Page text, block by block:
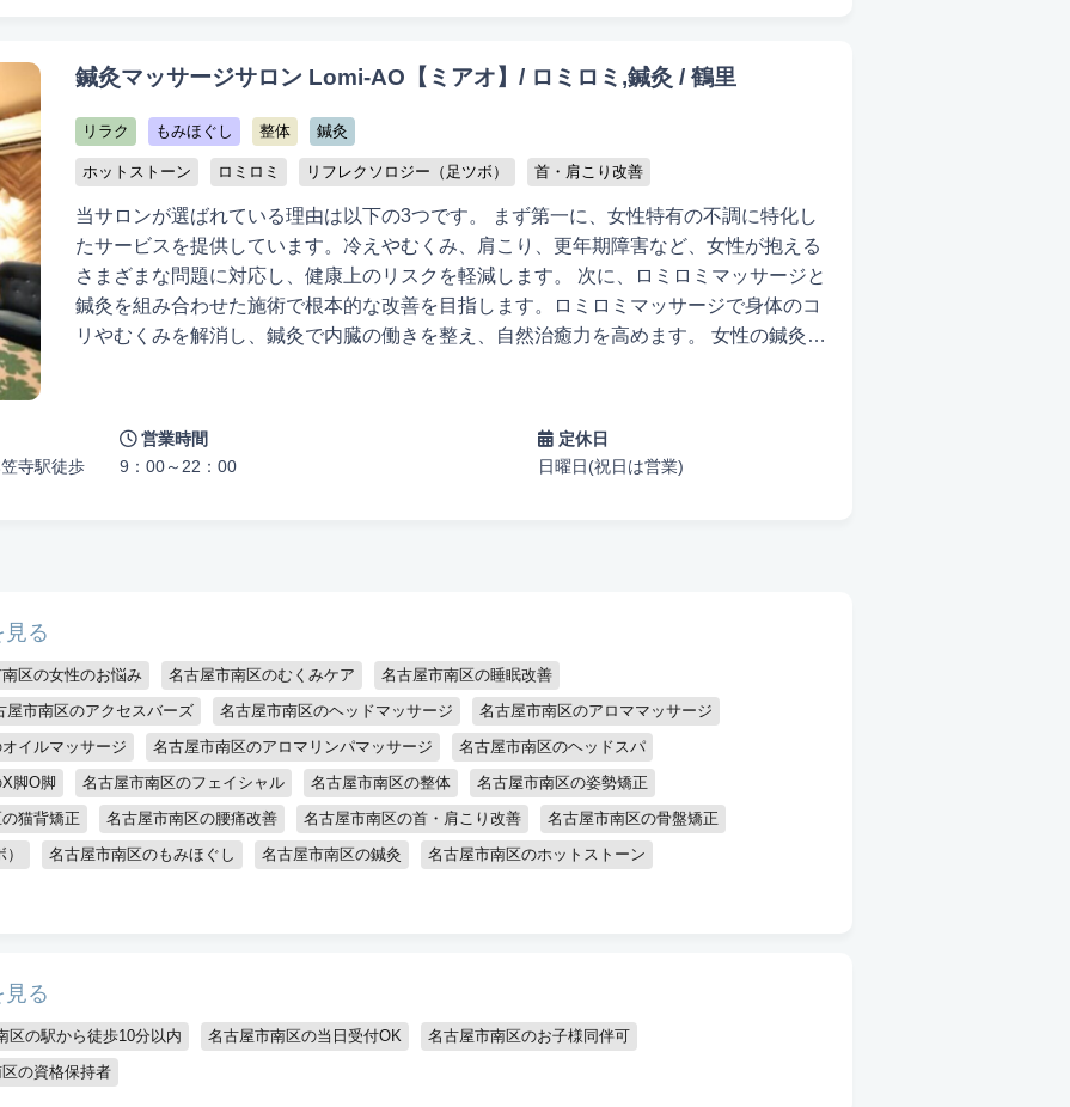
ため、私たちは常に進化し続けます。
鍼灸マッサージサロン Lomi-AO【ミアオ】/ ロミロミ,鍼灸 / 鶴里
リラク もみほぐし 整体 鍼灸
ホットストーン ロミロミ リフレクソロジー（足ツボ） 首・肩こり改善
当サロンが選ばれている理由は以下の3つです。 まず第一に、女性特有の不調に特化し
たサービスを提供しています。冷えやむくみ、肩こり、更年期障害など、女性が抱える
さまざまな問題に対応し、健康上のリスクを軽減します。 次に、ロミロミマッサージと
鍼灸を組み合わせた施術で根本的な改善を目指します。ロミロミマッサージで身体のコ
リやむくみを解消し、鍼灸で内臓の働きを整え、自然治癒力を高めます。 女性の鍼灸マ
先に考えます。身体のサインを見逃さず、バランスを整えることで病気の予防に努めま
す。健康な笑顔で毎日を過ごしましょう。
寺駅徒歩
営業時間
9：00～22：00
定休日
日曜日(祝日は営業)
る
区の女性のお悩み 名古屋市南区のむくみケア
名古屋市南区の睡眠改善
屋市南区のアクセスバーズ 名古屋市南区のヘッドマッサージ
名古屋市南区のアロママッサージ
イルマッサージ 名古屋市南区のアロマリンパマッサージ
名古屋市南区のヘッドスパ
脚O脚 名古屋市南区のフェイシャル 名古屋市南区の整体
名古屋市南区の姿勢矯正
猫背矯正 名古屋市南区の腰痛改善 名古屋市南区の首・肩こり改善
名古屋市南区の骨盤矯正
名古屋市南区のもみほぐし 名古屋市南区の鍼灸
名古屋市南区のホットストーン
る
区の駅から徒歩10分以内 名古屋市南区の当日受付OK
名古屋市南区のお子様同伴可
の資格保持者